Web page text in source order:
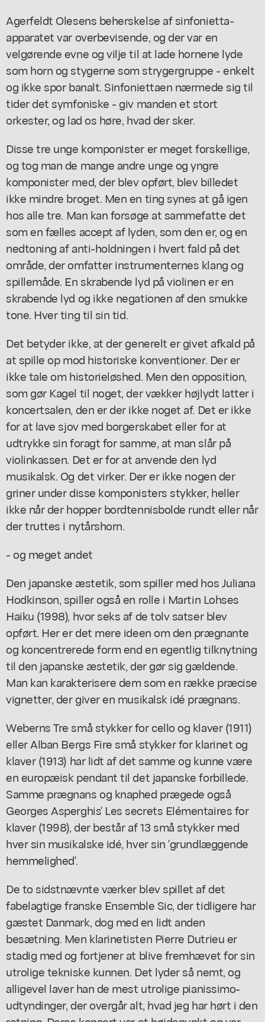
Agerfeldt Olesens beherskelse af sinfonietta-
apparatet var overbevisende, og der var en
velgørende evne og vilje til at lade hornene lyde
som horn og stygerne som strygergruppe - enkelt
og ikke spor banalt. Sinfoniettaen nærmede sig til
tider det symfoniske - giv manden et stort
orkester, og lad os høre, hvad der sker.
Disse tre unge komponister er meget forskellige,
og tog man de mange andre unge og yngre
komponister med, der blev opført, blev billedet
ikke mindre broget. Men en ting synes at gå igen
hos alle tre. Man kan forsøge at sammefatte det
som en fælles accept af lyden, som den er, og en
nedtoning af anti-holdningen i hvert fald på det
område, der omfatter instrumenternes klang og
spillemåde. En skrabende lyd på violinen er en
skrabende lyd og ikke negationen af den smukke
tone. Hver ting til sin tid.
Det betyder ikke, at der generelt er givet afkald på
at spille op mod historiske konventioner. Der er
ikke tale om historieløshed. Men den opposition,
som gør Kagel til noget, der vækker højlydt latter i
koncertsalen, den er der ikke noget af. Det er ikke
for at lave sjov med borgerskabet eller for at
udtrykke sin foragt for samme, at man slår på
violinkassen. Det er for at anvende den lyd
musikalsk. Og det virker. Der er ikke nogen der
griner under disse komponisters stykker, heller
ikke når der hopper bordtennisbolde rundt eller når
der truttes i nytårshorn.
- og meget andet
Den japanske æstetik, som spiller med hos Juliana
Hodkinson, spiller også en rolle i Martin Lohses
Haiku (1998), hvor seks af de tolv satser blev
opført. Her er det mere ideen om den prægnante
og koncentrerede form end en egentlig tilknytning
til den japanske æstetik, der gør sig gældende.
Man kan karakterisere dem som en række præcise
vignetter, der giver en musikalsk idé prægnans.
Weberns Tre små stykker for cello og klaver (1911)
eller Alban Bergs Fire små stykker for klarinet og
klaver (1913) har lidt af det samme og kunne være
en europæisk pendant til det japanske forbillede.
Samme prægnans og knaphed prægede også
Georges Asperghis' Les secrets Elémentaires for
klaver (1998), der består af 13 små stykker med
hver sin musikalske idé, hver sin 'grundlæggende
hemmelighed'.
De to sidstnævnte værker blev spillet af det
fabelagtige franske Ensemble Sic, der tidligere har
gæstet Danmark, dog med en lidt anden
besætning. Men klarinetisten Pierre Dutrieu er
stadig med og fortjener at blive fremhævet for sin
utrolige tekniske kunnen. Det lyder så nemt, og
alligevel laver han de mest utrolige pianissimo-
udtyndinger, der overgår alt, hvad jeg har hørt i den